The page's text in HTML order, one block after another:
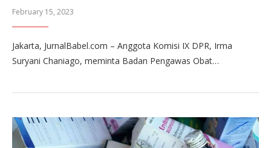
February 15, 2023
Jakarta, JurnalBabel.com – Anggota Komisi IX DPR, Irma
Suryani Chaniago, meminta Badan Pengawas Obat…